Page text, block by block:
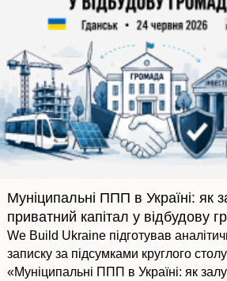
Муніципальні ППП в Україні: як
приватний капітал у відбудову
We Build Ukraine підготував
записку за підсумками круглого столу
«Муніципальні ППП в Україні: як